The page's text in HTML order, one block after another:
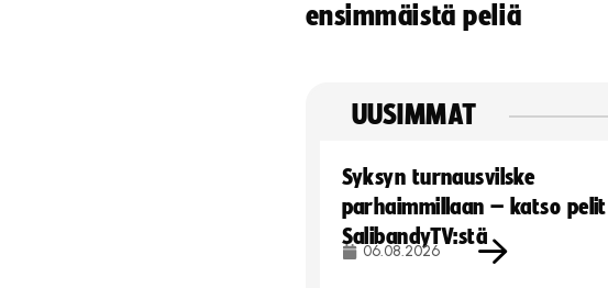
ensimmäistä peliä
UUSIMMAT
Syksyn turnausvilske
parhaimmillaan – katso pelit
SalibandyTV:stä
06.08.2026